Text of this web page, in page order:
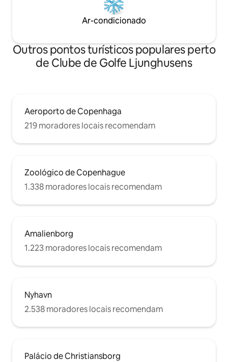
Ar-condicionado
Outros pontos turísticos populares perto
de Clube de Golfe Ljunghusens
Aeroporto de Copenhaga
219 moradores locais recomendam
Zoológico de Copenhague
1.338 moradores locais recomendam
Amalienborg
1.223 moradores locais recomendam
Nyhavn
2.538 moradores locais recomendam
Palácio de Christiansborg